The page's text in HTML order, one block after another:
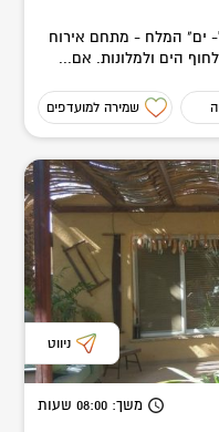
ים" המלח - מתחם אירוח
הים ולמלונות. אם...
שמירה למועדפים
ניווט
משך: 08:00 שעות